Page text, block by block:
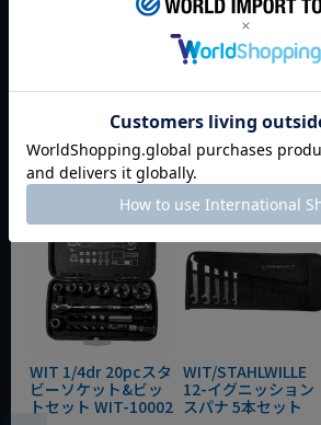
¥3,465 税込
今週のおすすめアイテム
WIT 1/4dr 20pcスタ
ビーソケット&ビッ
トセット WIT-10002
WIT/STAHLWILLE
12-イグニッション
スパナ 5本セット